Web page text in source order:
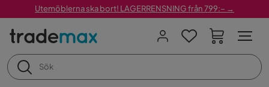
Utemöblerna ska bort! LAGERRENSNING från 799:– →